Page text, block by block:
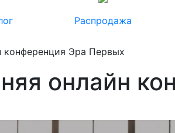
Распродажа
Эра Первых
онлайн